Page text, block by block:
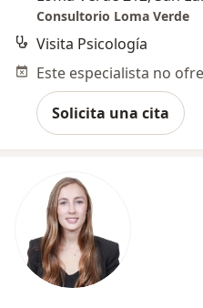
Consultorio Loma Verde
Visita Psicología
Solicita una cita